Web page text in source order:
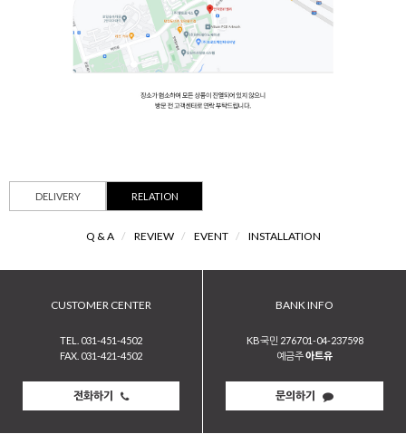
DELIVERY RELATION
Q & A / REVIEW / EVENT / INSTALLATION
CUSTOMER CENTER
TEL. 031-451-4502
FAX. 031-421-4502
전화하기
BANK INFO
KB국민 276701-04-237598
예금주아트유
문의하기